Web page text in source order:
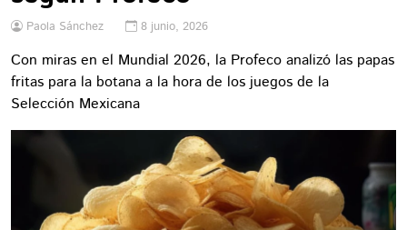
Paola Sánchez 8 junio, 2026
Con miras en el Mundial 2026, la Profeco analizó las papas
fritas para la botana a la hora de los juegos de la
Selección Mexicana